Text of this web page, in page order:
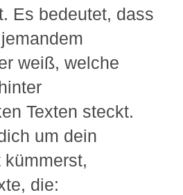
Es bedeutet, dass
weiß, welche
Texten steckt.
um dein
kümmerst,
die: